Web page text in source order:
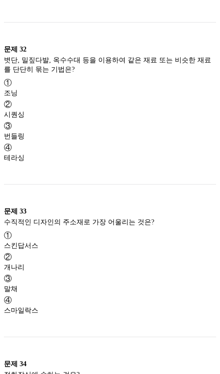
문제 32
볏단, 밀짚다발, 옥수수대 등을 이용하여 같은 재료 또는 비슷한 재료
①
조닝
②
시퀀싱
③
번들링
④
테라싱
문제 33
①
스킨답서스
②
개나리
③
말채
④
스마일락스
문제 34